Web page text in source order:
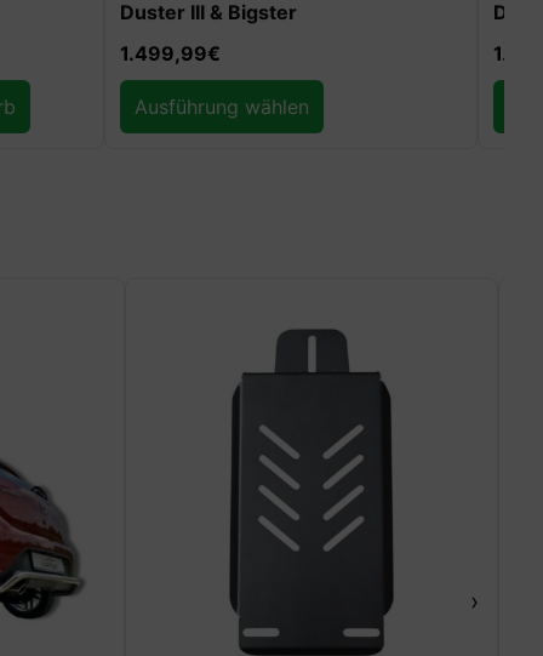
Duster III & Bigster
1.499,99€
Ausführung wählen
Dacia
›